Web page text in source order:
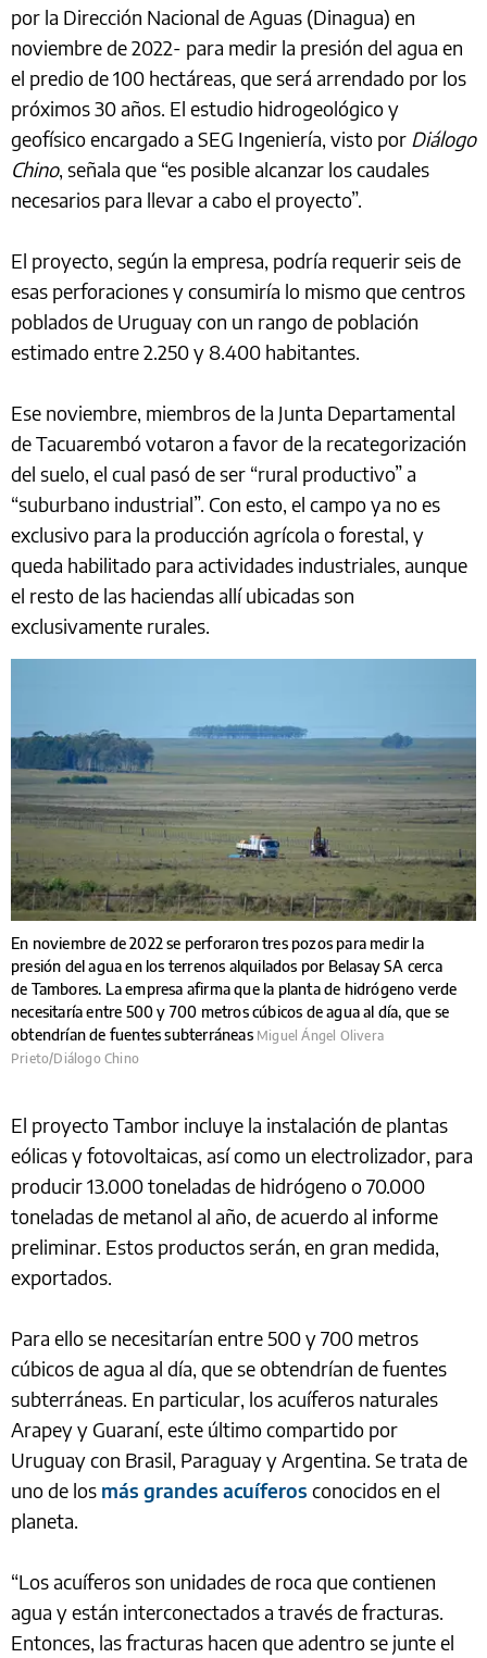
por la Dirección Nacional de Aguas (Dinagua) en
noviembre de 2022- para medir la presión del agua en
el predio de 100 hectáreas, que será arrendado por los
próximos 30 años. El estudio hidrogeológico y
geofísico encargado a SEG Ingeniería, visto por Diálogo
Chino, señala que “es posible alcanzar los caudales
necesarios para llevar a cabo el proyecto”.
El proyecto, según la empresa, podría requerir seis de
esas perforaciones y consumiría lo mismo que centros
poblados de Uruguay con un rango de población
estimado entre 2.250 y 8.400 habitantes.
Ese noviembre, miembros de la Junta Departamental
de Tacuarembó votaron a favor de la recategorización
del suelo, el cual pasó de ser “rural productivo” a
“suburbano industrial”. Con esto, el campo ya no es
exclusivo para la producción agrícola o forestal, y
queda habilitado para actividades industriales, aunque
el resto de las haciendas allí ubicadas son
exclusivamente rurales.
En noviembre de 2022 se perforaron tres pozos para medir la
presión del agua en los terrenos alquilados por Belasay SA cerca
de Tambores. La empresa afirma que la planta de hidrógeno verde
necesitaría entre 500 y 700 metros cúbicos de agua al día, que se
obtendrían de fuentes subterráneas Miguel Ángel Olivera
Prieto/Diálogo Chino
El proyecto Tambor incluye la instalación de plantas
eólicas y fotovoltaicas, así como un electrolizador, para
producir 13.000 toneladas de hidrógeno o 70.000
toneladas de metanol al año, de acuerdo al informe
preliminar. Estos productos serán, en gran medida,
exportados.
Para ello se necesitarían entre 500 y 700 metros
cúbicos de agua al día, que se obtendrían de fuentes
subterráneas. En particular, los acuíferos naturales
Arapey y Guaraní, este último compartido por
Uruguay con Brasil, Paraguay y Argentina. Se trata de
uno de los más grandes acuíferos conocidos en el
planeta.
“Los acuíferos son unidades de roca que contienen
agua y están interconectados a través de fracturas.
Entonces, las fracturas hacen que adentro se junte el